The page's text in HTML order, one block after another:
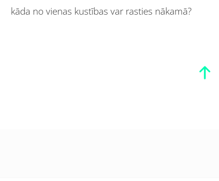
kāda no vienas kustības var rasties nākamā?